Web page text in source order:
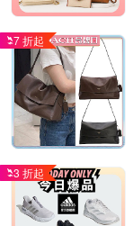
7 折起
3 折起